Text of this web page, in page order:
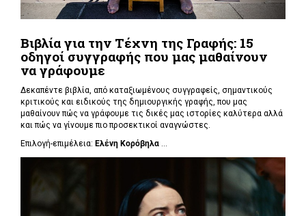
Βιβλία για την Τέχνη της Γραφής: 15
οδηγοί συγγραφής που μας μαθαίνουν
να γράφουμε
Δεκαπέντε βιβλία, από καταξιωμένους συγγραφείς, σημαντικούς
κριτικούς και ειδικούς της δημιουργικής γραφής, που μας
μαθαίνουν πώς να γράφουμε τις δικές μας ιστορίες καλύτερα αλλά
και πώς να γίνουμε πιο προσεκτικοί αναγνώστες.
Επιλογή-επιμέλεια: Ελένη Κορόβηλα ...